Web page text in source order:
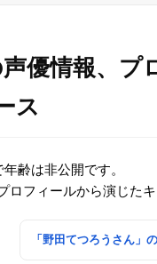
優情報、プ
ス
齢は非公開です。
ロフィールから演じた
「野田てつろうさん」